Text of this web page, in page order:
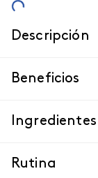
Descripción
Beneficios
Ingredientes
Rutina